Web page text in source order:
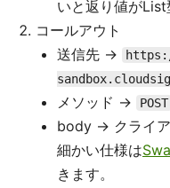
いと返り値がList
コールアウト
送信先 →
メソッド → POST
body → クライ
細かい仕様は
きます。